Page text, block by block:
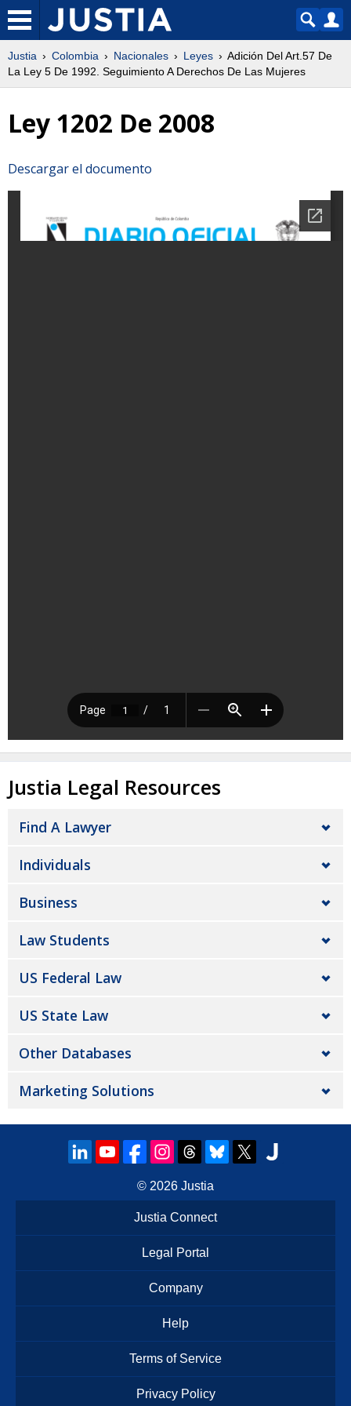
Justia Colombia Nacionales Leyes
Adición Del Art.57 De
La Ley 5 De 1992. Seguimiento A Derechos De Las Mujeres
Ley 1202 De 2008
Descargar el documento
Justia Legal Resources
Find A Lawyer
Individuals
Business
Law Students
US Federal Law
US State Law
Other Databases
Marketing Solutions
© 2026 Justia
Justia Connect
Legal Portal
Company
Help
Terms of Service
Privacy Policy